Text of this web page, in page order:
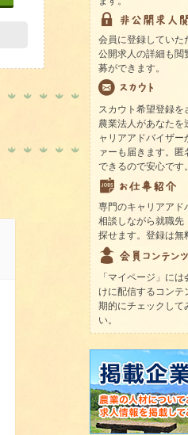
会員に登録していた
公開求人の詳細も閲
募ができます。
スカウト希望登録を
農業法人があなたを
ャリアアドバイザー
ァーも届きます。匿
できるので安心です。
専門のキャリアアド
相談しながら就職先
探せます。登録は無
「マイページ」に
けに配信するコンテ
期的にチェックして
い。